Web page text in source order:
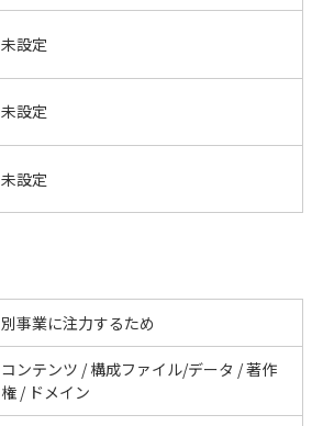
未設定
未設定
未設定
別事業に注力するため
コンテンツ / 構成ファイル/データ / 著作
権 / ドメイン